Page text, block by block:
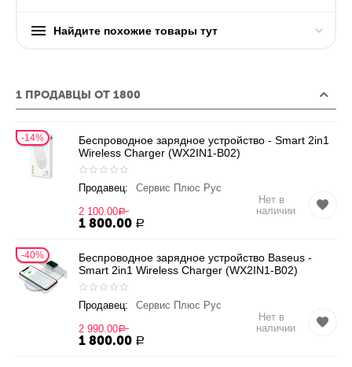
Найдите похожие товары тут
1 ПРОДАВЦЫ ОТ 1800
14%
Беспроводное зарядное устройство - Smart 2in1
Wireless Charger (WX2IN1-B02)
Продавец:
Сервис Плюс Рус
2 100.00Р
1 800.00 Р
Нет в
наличии
40%
Беспроводное зарядное устройство Baseus -
Smart 2in1 Wireless Charger (WX2IN1-B02)
Продавец:
Сервис Плюс Рус
2 990.00Р
1 800.00 Р
Нет в
наличии